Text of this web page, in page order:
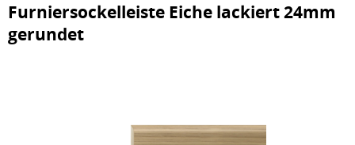
Furniersockelleiste Eiche lackiert 24mm
gerundet